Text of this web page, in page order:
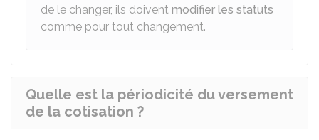
de le changer, ils doivent modifier les statuts
comme pour tout changement.
Quelle est la périodicité du versement
de la cotisation ?